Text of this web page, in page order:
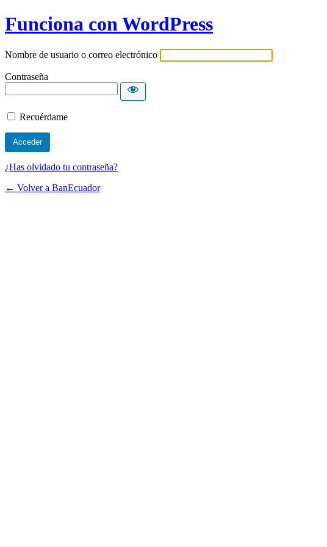
Funciona con WordPress
Nombre de usuario o correo electrónico
Contraseña
Recuérdame
¿Has olvidado tu contraseña?
← Volver a BanEcuador